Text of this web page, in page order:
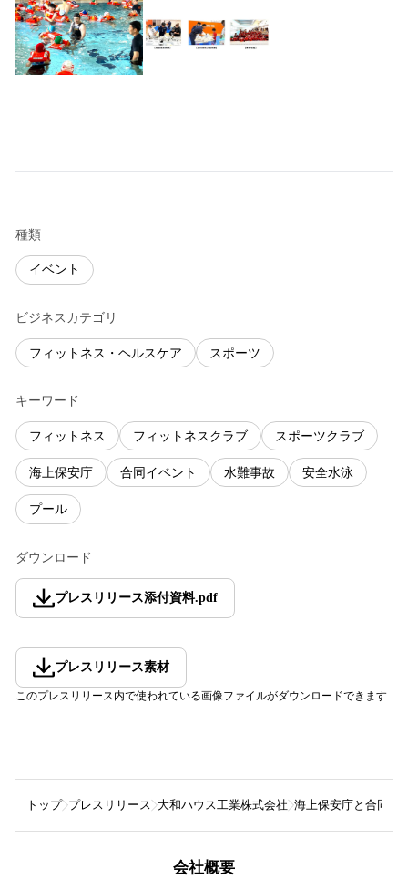
種類
イベント
ビジネスカテゴリ
フィットネス・ヘルスケア スポーツ
キーワード
フィットネス フィットネスクラブ スポーツクラブ
海上保安庁 合同イベント 水難事故 安全水泳
プール
ダウンロード
プレスリリース添付資料.pdf
プレスリリース素材
このプレスリリース内で使われている画像ファイルがダウンロードできます
トップ プレスリリース 大和ハウス工業株式会社 海上保安庁と合同安
会社概要